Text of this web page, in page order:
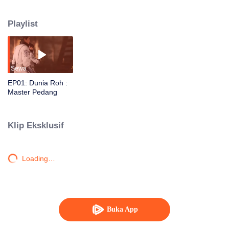
Buka App
baliknya tersembunyi konspirasi besar yang mengancam seluruh benua.
Playlist
Sewa
EP01: Dunia Roh :
Master Pedang
Klip Eksklusif
Loading…